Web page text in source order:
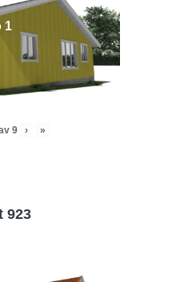
1
9 › »
923